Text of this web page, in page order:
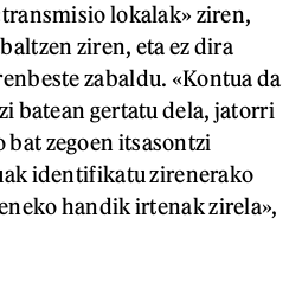
lokalak» ziren,
ziren, eta ez dira
zabaldu. «Kontua da
batean gertatu dela, jatorri
zegoen itsasontzi
identifikatu zirenerako
handik irtenak zirela»,